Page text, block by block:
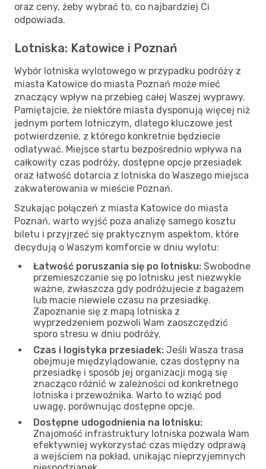
oraz ceny, żeby wybrać to, co najbardziej Ci
odpowiada.
Lotniska: Katowice i Poznań
Wybór lotniska wylotowego w przypadku podróży z
miasta Katowice do miasta Poznań może mieć
znaczący wpływ na przebieg całej Waszej wyprawy.
Pamiętajcie, że niektóre miasta dysponują więcej niż
jednym portem lotniczym, dlatego kluczowe jest
potwierdzenie, z którego konkretnie będziecie
odlatywać. Miejsce startu bezpośrednio wpływa na
całkowity czas podróży, dostępne opcje przesiadek
oraz łatwość dotarcia z lotniska do Waszego miejsca
zakwaterowania w mieście Poznań.
Szukając połączeń z miasta Katowice do miasta
Poznań, warto wyjść poza analizę samego kosztu
biletu i przyjrzeć się praktycznym aspektom, które
decydują o Waszym komforcie w dniu wylotu:
Łatwość poruszania się po lotnisku: Swobodne
przemieszczanie się po lotnisku jest niezwykle
ważne, zwłaszcza gdy podróżujecie z bagażem
lub macie niewiele czasu na przesiadkę.
Zapoznanie się z mapą lotniska z
wyprzedzeniem pozwoli Wam zaoszczędzić
sporo stresu w dniu podróży.
Czas i logistyka przesiadek: Jeśli Wasza trasa
obejmuje międzylądowanie, czas dostępny na
przesiadkę i sposób jej organizacji mogą się
znacząco różnić w zależności od konkretnego
lotniska i przewoźnika. Warto to wziąć pod
uwagę, porównując dostępne opcje.
Dostępne udogodnienia na lotnisku:
Znajomość infrastruktury lotniska pozwala Wam
efektywniej wykorzystać czas między odprawą
a wejściem na pokład, unikając nieprzyjemnych